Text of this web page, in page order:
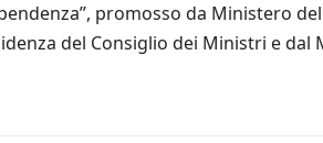
promosso da Ministero
del Consiglio dei Ministri e dal